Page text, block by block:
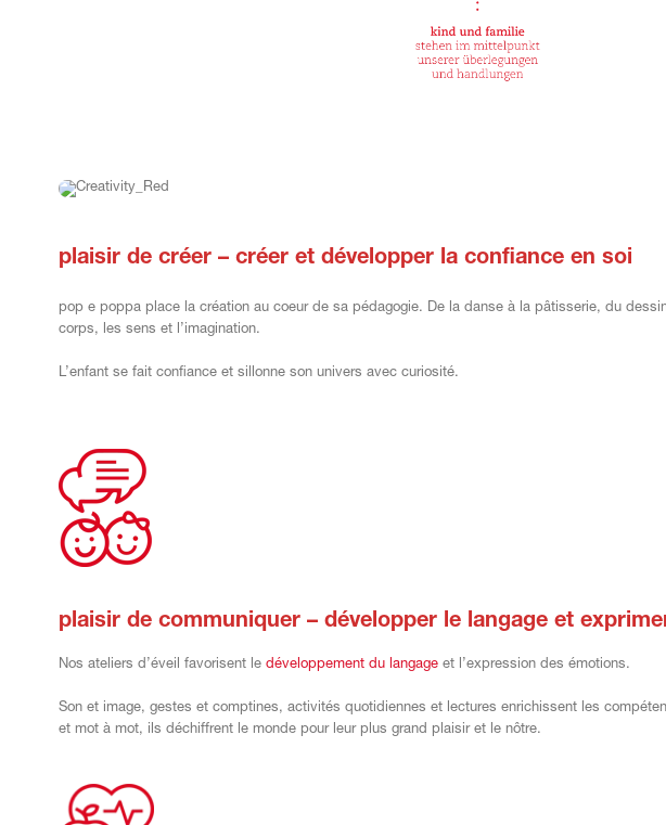
plaisir de créer – créer et développer la confiance en soi
pop e poppa place la création au coeur de sa pédagogie. De la danse à la pâtisserie, du
corps, les sens et l’imagination.
L’enfant se fait confiance et sillonne son univers avec curiosité.
plaisir de communiquer – développer le langage et
Nos ateliers d’éveil favorisent le développement du langageet l’expression des émotions.
Son et image, gestes et comptines, activités quotidiennes et lectures enrichissent les
et mot à mot, ils déchiffrent le monde pour leur plus grand plaisir et le nôtre.